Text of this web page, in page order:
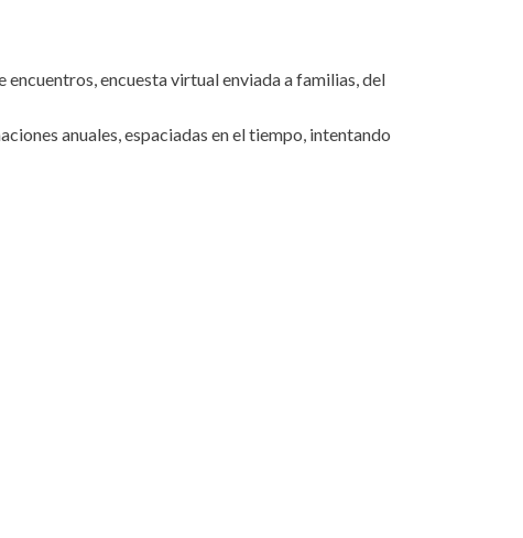
encuesta virtual enviada a familias, del
anuales, espaciadas en el tiempo, intentando